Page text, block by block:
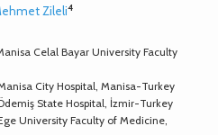
Zileli4
Celal Bayar University Faculty
City Hospital, Manisa-Turkey
State Hospital, İzmir-Turkey
University Faculty of Medicine,